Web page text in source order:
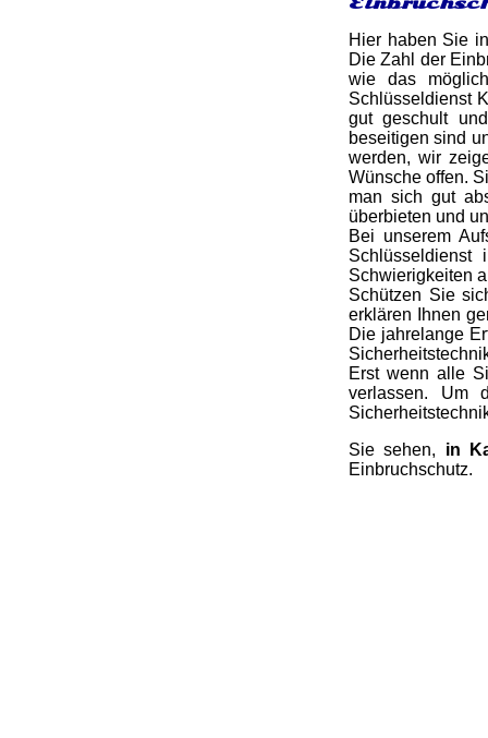
Hier haben Sie
Die Zahl der
wie das
Schlüsseldienst
gut geschult
beseitigen sind
werden, wir
Wünsche offen.
man sich gut
überbieten und
Bei unserem
Schwierigkeiten
Schützen Sie
erklären Ihnen
Die jahrelange
Erst wenn alle
verlassen. Um
Sie sehen, in
Einbruchschutz.